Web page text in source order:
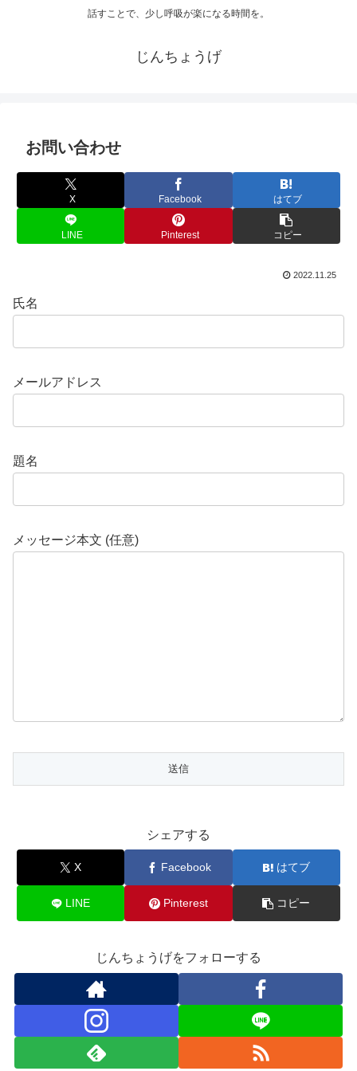
話すことで、少し呼吸が楽になる時間を。
じんちょうげ
お問い合わせ
X Facebook はてブ
LINE Pinterest コピー
2022.11.25
氏名
メールアドレス
題名
メッセージ本文 (任意)
シェアする
X Facebook はてブ
LINE Pinterest コピー
じんちょうげをフォローする